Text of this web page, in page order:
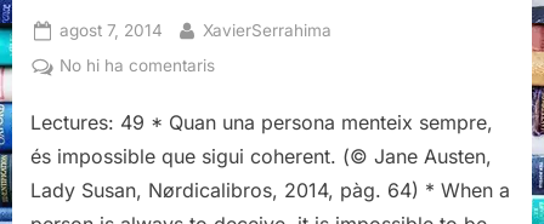
Posted
on
agost 7, 2014 By
XavierSerrahima
No hi ha comentarisa
literàries
de
Susan,
Lectures: 49 * Quan una persona menteix sempre,
és impossible que sigui coherent. (© Jane Austen,
Lady Susan, Nørdicalibros, 2014, pàg. 64) * When a